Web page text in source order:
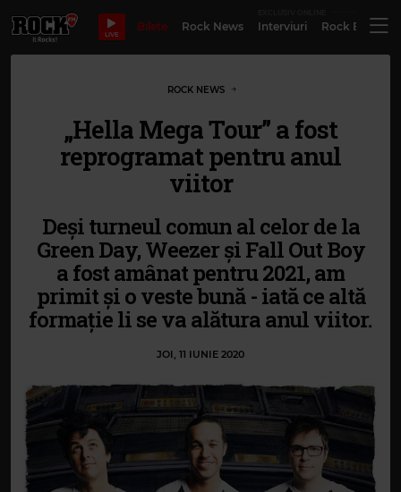
LIVE
Bilete Rock News Interviuri Rock
ROCK NEWS
„Hella Mega Tour” a fost
reprogramat pentru anul
viitor
Deși turneul comun al celor de la
Green Day, Weezer și Fall Out Boy
a fost amânat pentru 2021, am
primit și o veste bună - iată ce altă
formație li se va alătura anul viitor.
JOI, 11 IUNIE 2020